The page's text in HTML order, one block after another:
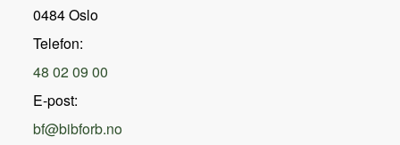
0484 Oslo
Telefon:
48 02 09 00
E-post:
bf@bibforb.no